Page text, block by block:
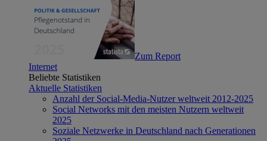
Zum Report
Internet
Beliebte Statistiken
Aktuelle Statistiken
Anzahl der Social-Media-Nutzer weltweit 2012-2025
Social Networks mit den meisten Nutzern weltweit
2025
Soziale Netzwerke in Deutschland nach Generationen